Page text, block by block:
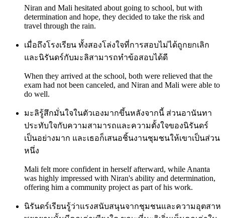
Niran and Mali hesitated about going to school, but with
determination and hope, they decided to take the risk and
travel through the rain.
เมื่อถึงโรงเรียน ทั้งสองโล่งใจที่การสอบไม่ได้ถูกยกเลิก
และนิรันดร์กับมะลิสามารถทำข้อสอบได้ดี
When they arrived at the school, both were relieved that the
exam had not been canceled, and Niran and Mali were able to
do well.
มะลิรู้สึกมั่นใจในตัวเองมากขึ้นหลังจากนี้ ส่วนอานันทา
ประทับใจกับความสามารถและความตั้งใจของนิรันดร์
เป็นอย่างมาก และเธอก็เสนอชิ้นงานชุมชนให้เขาเป็นส่วน
หนึ่ง
Mali felt more confident in herself afterward, while Ananta
was highly impressed with Niran's ability and determination,
offering him a community project as part of his work.
นิรันดร์เรียนรู้ว่าแรงสนับสนุนจากชุมชนและความอุตสาห